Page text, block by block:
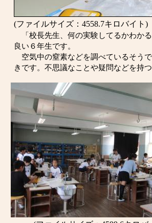
(ファイルサイズ：4558.7キロバイト)
「校長先生、何の実験してるかわか
良い６年生です。
空気中の窒素などを調べているそう
きです。不思議なことや疑問などを持